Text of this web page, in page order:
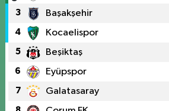
3 Başakşehir
4 Kocaelispor
5 Beşiktaş
6 Eyüpspor
7 Galatasaray